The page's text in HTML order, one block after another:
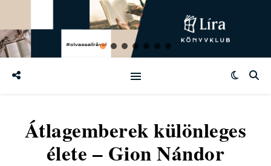
Átlagemberek különleges
élete – Gion Nándor